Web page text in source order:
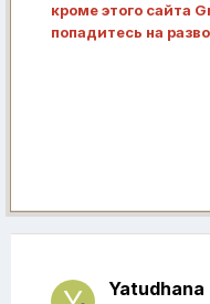
кроме этого сайта
попадитесь на
Yatudhana